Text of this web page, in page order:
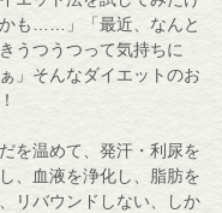
も……」「最近、なんと
うつうつって気持ちに
」そんなダイエットのお
を温めて、発汗・利尿を
、血液を浄化し、脂肪を
リバウンドしない、しか